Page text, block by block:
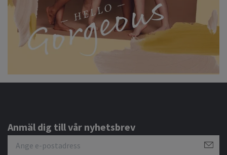
Anmäl dig till vår nyhetsbrev